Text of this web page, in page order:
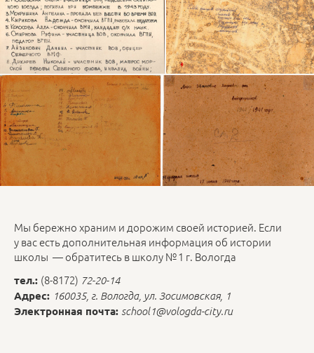
Мы бережно храним и дорожим своей историей. Если
у вас есть дополнительная информация об истории
школы — обратитесь в школу № 1 г. Вологда
тел.: (8-8172) 72-20-14
Адрес: 160035, г. Вологда, ул. Зосимовская, 1
Электронная почта: school1@vologda-city.ru